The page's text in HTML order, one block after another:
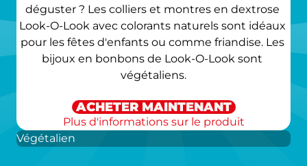
déguster ? Les colliers et montres en dextrose
Look-O-Look avec colorants naturels sont idéaux
pour les fêtes d'enfants ou comme friandise. Les
bijoux en bonbons de Look-O-Look sont
végétaliens.
ACHETER MAINTENANT
Plus d'informations sur le produit
Végétalien